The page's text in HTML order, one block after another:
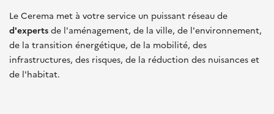
Le Cerema met à votre service un puissant réseau de
d'experts de l'aménagement, de la ville, de l'environnement,
de la transition énergétique, de la mobilité, des
infrastructures, des risques, de la réduction des nuisances et
de l'habitat.